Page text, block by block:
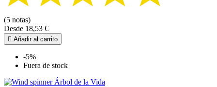
(5 notas)
Desde 18,53 €
 Añadir al carrito
-5%
Fuera de stock